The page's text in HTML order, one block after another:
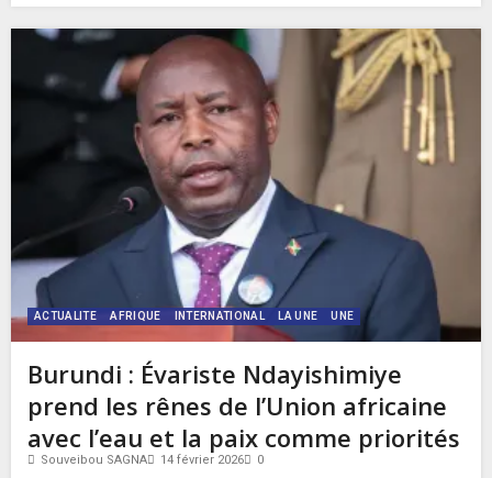
ACTUALITE AFRIQUE INTERNATIONAL LA UNE UNE
Burundi : Évariste Ndayishimiye
prend les rênes de l’Union africaine
avec l’eau et la paix comme priorités
Souveibou SAGNA 14 février 2026 0